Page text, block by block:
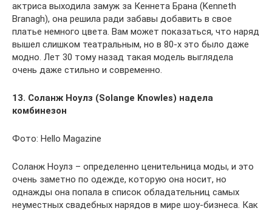
актриса выходила замуж за Кеннета Брана (Kenneth
Branagh), она решила ради забавы добавить в свое
платье немного цвета. Вам может показаться, что наряд
вышел слишком театральным, но в 80-х это было даже
модно. Лет 30 тому назад такая модель выглядела
очень даже стильно и современно.
13. Соланж Ноулз (Solange Knowles) надела
комбинезон
Фото: Hello Magazine
Соланж Ноулз – определенно ценительница моды, и это
очень заметно по одежде, которую она носит, но
однажды она попала в список обладательниц самых
неуместных свадебных нарядов в мире шоу-бизнеса. Как